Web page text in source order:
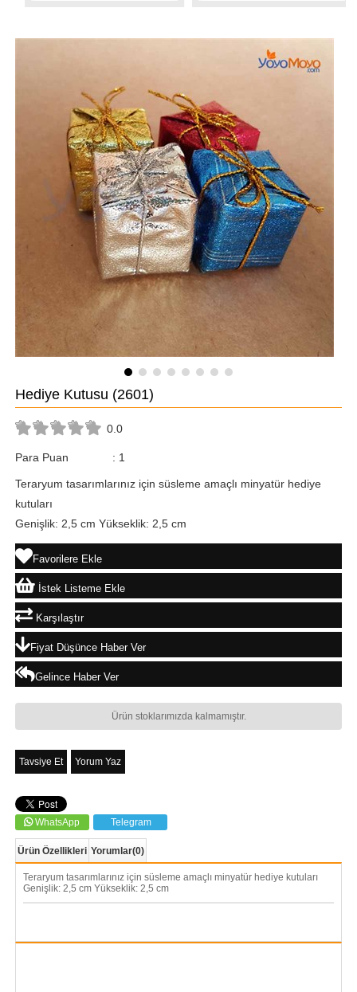
Hediye Kutusu (2601)
0.0
Para Puan : 1
Teraryum tasarımlarınız için süsleme amaçlı minyatür hediye
kutuları
Genişlik: 2,5 cm Yükseklik: 2,5 cm
Favorilere Ekle
İstek Listeme Ekle
Karşılaştır
Fiyat Düşünce Haber Ver
Gelince Haber Ver
Ürün stoklarımızda kalmamıştır.
Tavsiye Et Yorum Yaz
WhatsApp Telegram
Ürün Özellikleri Yorumlar(0)
Teraryum tasarımlarınız için süsleme amaçlı minyatür hediye kutuları
Genişlik: 2,5 cm Yükseklik: 2,5 cm